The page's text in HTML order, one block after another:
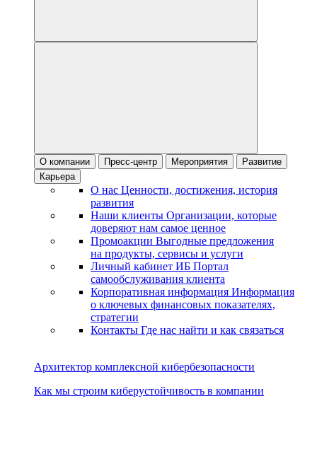
О компании Пресс-центр Мероприятия
Развитие
Карьера
О нас Ценности, достижения, история
развития
Наши клиенты Организации, которые
доверяют нам самое ценное
Промоакции Выгодные предложения
на продукты, сервисы и услуги
Личный кабинет ИБ Портал
самообслуживания клиента
Корпоративная информация Информация
о ключевых финансовых показателях,
стратегии
Контакты Где нас найти и как связаться
Архитектор комплексной кибербезопасности
Как мы строим киберустойчивость в компании